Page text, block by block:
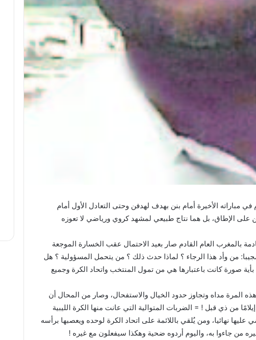
مباراته الأخيرة أمام بنن بهدف لهدفن وحتى التعادل الأول أمام
على الإطاق، بل هما نتاج طبيعي لمشهد كروي ورياضي لا تعوزه
بالمغرب العام القادم صار بعيد الاحتمال عقب الخسارة الموجعة
من وأد هذا الرجاء ؟ لماذا حدث ذلك ؟ من يتحمل المسؤولية ؟ هل
صورة كانت باعتبارها هي من تمول المنتخب واتحاد الكرة وجميع
مداه وتجاوز حدود الخيال والاستفحال، وصار من المحال أن
من ذي قبل ! = الضربات المتوالية التي عانت منها الكرة الليبية
نهائيا، ومن يُلقي باللائمة على اتحاد الكرة لوحده ويعصبها برأسه
من جاءوا به، واليوم أردوه ضحية وهكذا سيفعلون مع غيره !